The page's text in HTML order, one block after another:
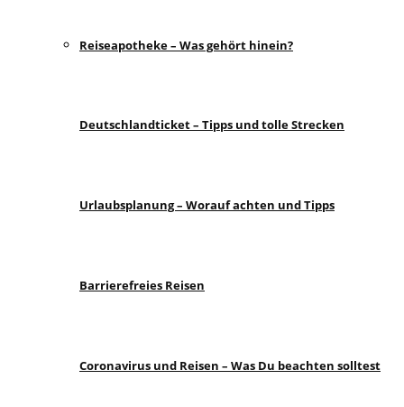
Reiseapotheke – Was gehört hinein?
Deutschlandticket – Tipps und tolle Strecken
Urlaubsplanung – Worauf achten und Tipps
Barrierefreies Reisen
Coronavirus und Reisen – Was Du beachten solltest